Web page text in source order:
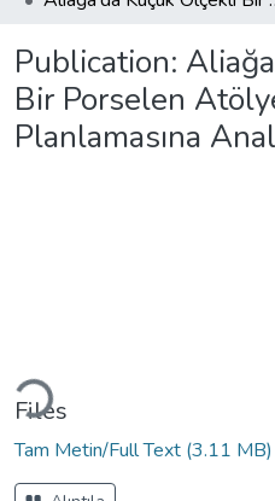
Publication:
Bir Porselen
Planlamasına
Loading...
Files
Tam Metin/Full Text (3.11 MB)